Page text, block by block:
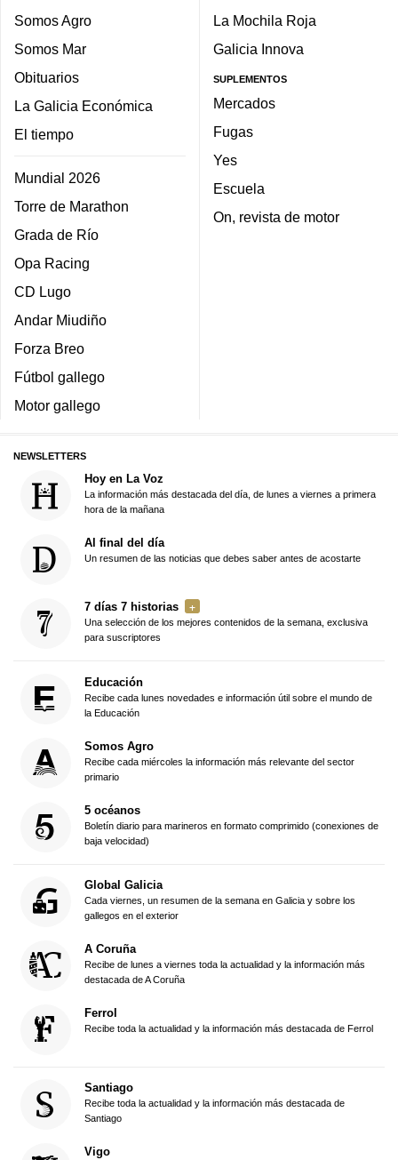
Somos Agro
Somos Mar
Obituarios
La Galicia Económica
El tiempo
Mundial 2026
Torre de Marathon
Grada de Río
Opa Racing
CD Lugo
Andar Miudiño
Forza Breo
Fútbol gallego
Motor gallego
La Mochila Roja
Galicia Innova
SUPLEMENTOS
Mercados
Fugas
Yes
Escuela
On, revista de motor
NEWSLETTERS
Hoy en La Voz
La información más destacada del día, de lunes a viernes a primera
hora de la mañana
Al final del día
Un resumen de las noticias que debes saber antes de acostarte
7 días 7 historias
Una selección de los mejores contenidos de la semana, exclusiva
para suscriptores
Educación
Recibe cada lunes novedades e información útil sobre el mundo de
la Educación
Somos Agro
Recibe cada miércoles la información más relevante del sector
primario
5 océanos
Boletín diario para marineros en formato comprimido (conexiones de
baja velocidad)
Global Galicia
Cada viernes, un resumen de la semana en Galicia y sobre los
gallegos en el exterior
A Coruña
Recibe de lunes a viernes toda la actualidad y la información más
destacada de A Coruña
Ferrol
Recibe toda la actualidad y la información más destacada de Ferrol
Santiago
Recibe toda la actualidad y la información más destacada de
Santiago
Vigo